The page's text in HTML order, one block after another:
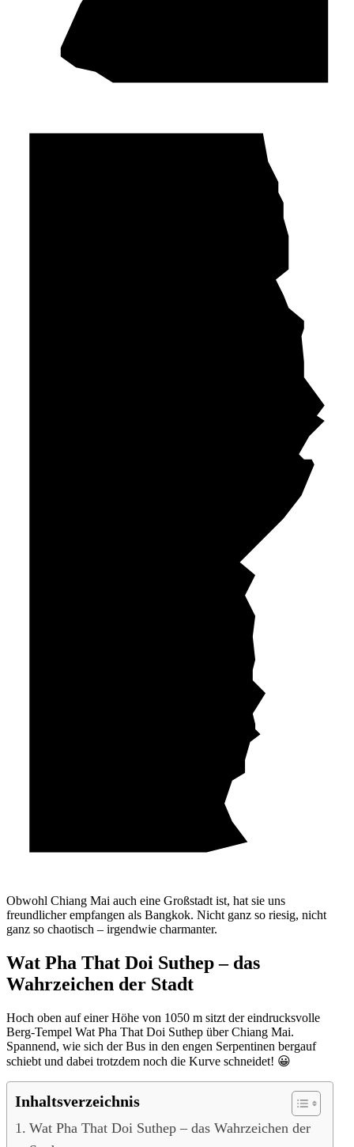
Obwohl Chiang Mai auch eine Großstadt ist, hat sie uns
freundlicher empfangen als Bangkok. Nicht ganz so riesig, nicht
ganz so chaotisch – irgendwie charmanter.
Wat Pha That Doi Suthep – das
Wahrzeichen der Stadt
Hoch oben auf einer Höhe von 1050 m sitzt der eindrucksvolle
Berg-Tempel Wat Pha That Doi Suthep über Chiang Mai.
Spannend, wie sich der Bus in den engen Serpentinen bergauf
schiebt und dabei trotzdem noch die Kurve schneidet! 😀
Inhaltsverzeichnis
Wat Pha That Doi Suthep – das Wahrzeichen der